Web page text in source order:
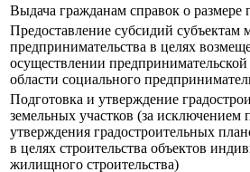
Выдача гражданам справок о
Предоставление субсидий субъектам
предпринимательства в целях
осуществлении предпринимательской
области социального
Подготовка и утверждение
земельных участков (за исключением
утверждения градостроительных
в целях строительства объектов
жилищного строительства)